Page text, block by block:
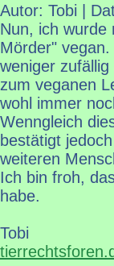
Autor: Tobi |
Nun, ich wurde
Mörder"
weniger
zum veganen
wohl immer
Wenngleich
bestätigt
weiteren
Ich bin froh,
habe.
Tobi